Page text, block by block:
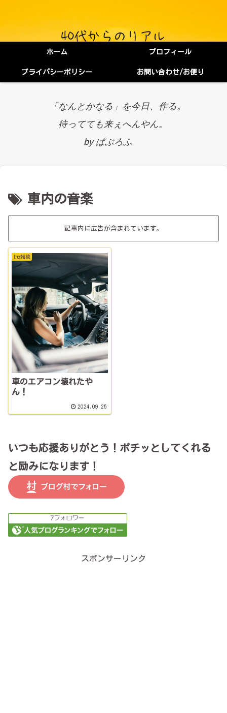
ホーム プロフィール
プライバシーポリシー お問い合わせ/お便り
「なんとかなる」を今日、作る。
待ってても来ぇへんやん。
by ぱぶろふ
車内の音楽
記事内に広告が含まれています。
the雑談
車のエアコン壊れたや
ん！
2024.09.25
いつも応援ありがとう！ポチッとしてくれる
と励みになります！
スポンサーリンク